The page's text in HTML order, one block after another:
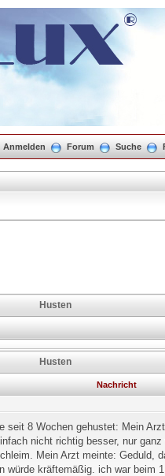
Anmelden Forum Suche
Husten
Husten
Nachricht
seit 8 Wochen gehustet: Mein
nicht richtig besser, nur
Mein Arzt meinte: Geduld,
würde kräftemäßig. ich war beim